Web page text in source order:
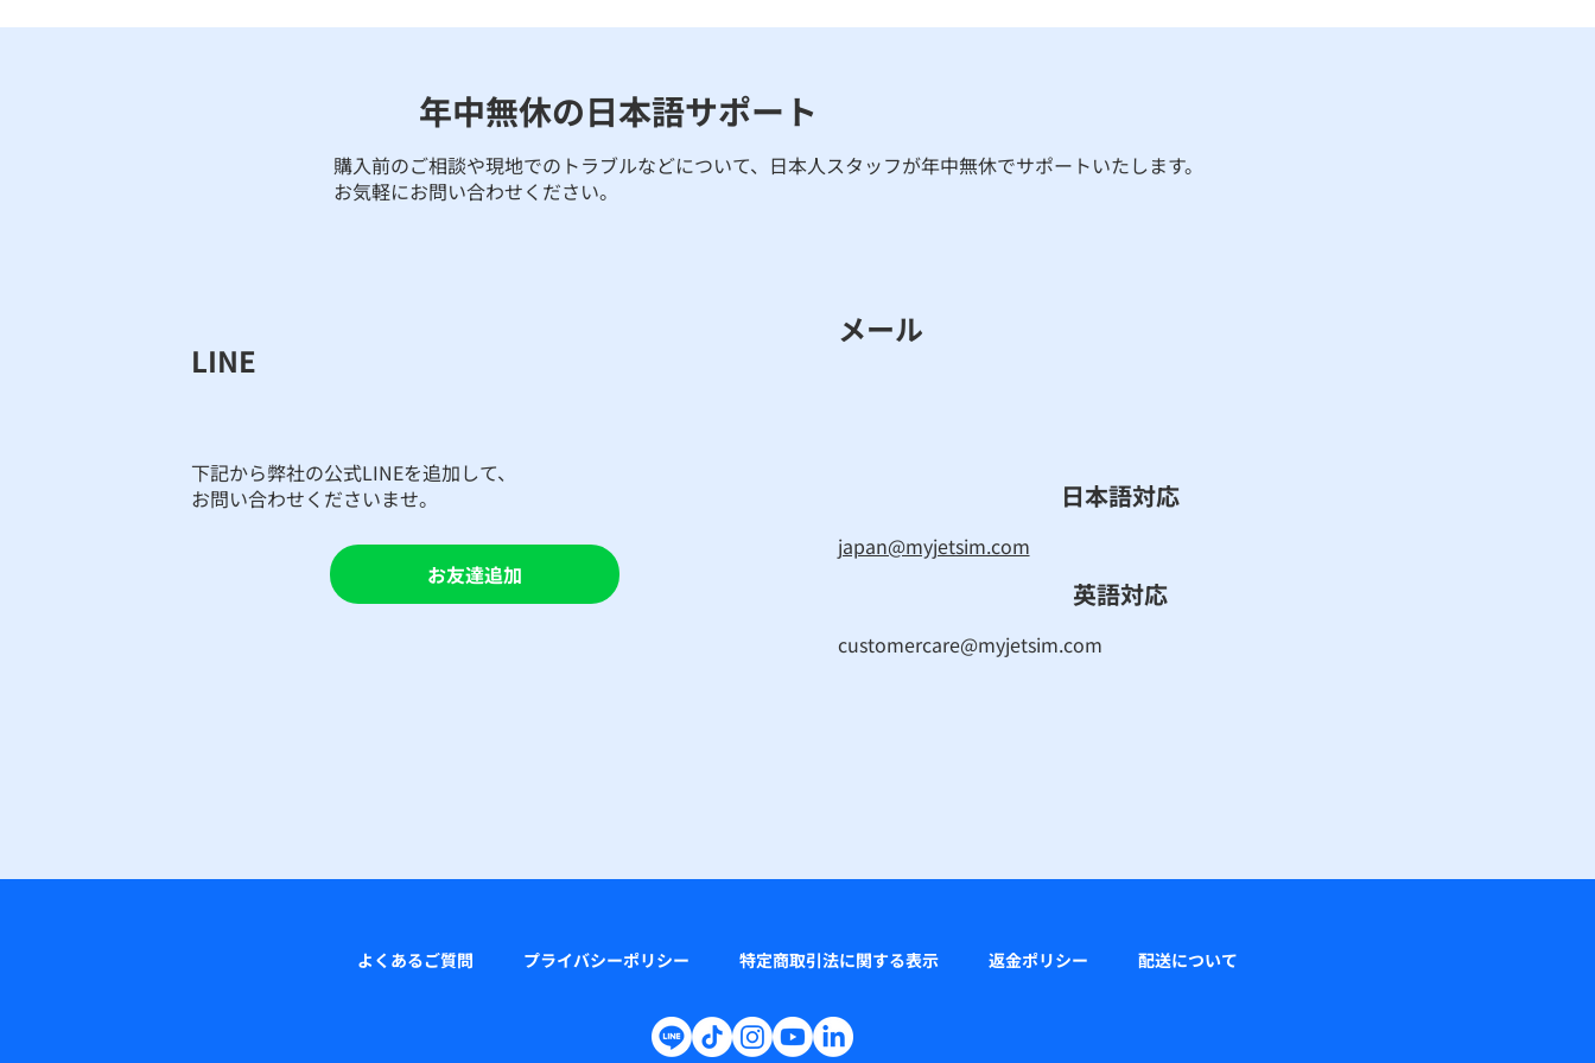
LINE
お友達追加
​下記から弊社の公式LINEを追加して、
お問い合わせくださいませ。
メール
​日本語対応
japan@myjetsim.com
英語対応
customercare@myjetsim.com
年中無休の日本語サポート
購入前のご相談や現地でのトラブルなどについて、日本人スタッフが年中無休でサポートいたします。
お気軽にお問い合わせください。
よくあるご質問 プライバシーポリシー 特定商取引法に関する表示 返金ポリシー 配送について